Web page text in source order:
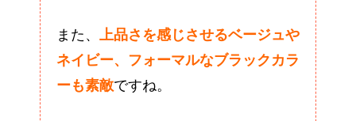
また、 上品さを感じさせるベージュや
ネイビー、フォーマルなブラックカラ
ーも素敵ですね。